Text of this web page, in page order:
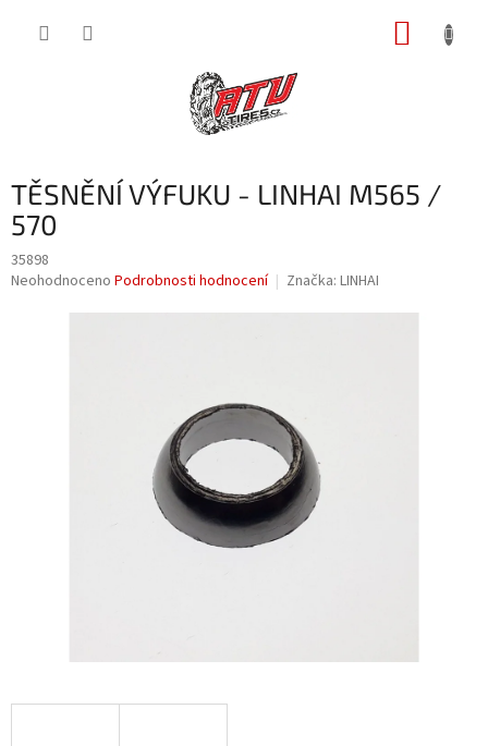
TĚSNĚNÍ VÝFUKU - LINHAI M565 /
570
35898
Průměrné
Neohodnoceno Podrobnosti hodnocení Značka: LINHAI